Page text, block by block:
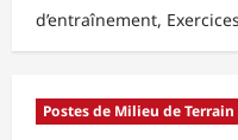
d’entraînement,
Postes de Milieu de